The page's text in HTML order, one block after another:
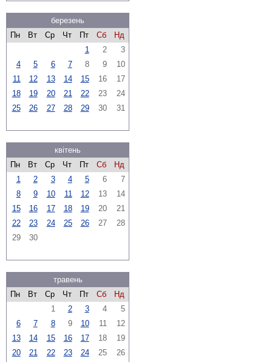
березень
Пн
Вт Ср Чт Пт Сб
Нд
1
2
3
4
5 6 7 8 9
10
11
12 13 14 15 16
17
18
19 20 21 22 23
24
25
26 27 28 29 30 31
квітень
Пн
Вт Ср Чт Пт Сб
Нд
1
2 3 4 5 6
7
8
9 10 11 12 13
14
15
16 17 18 19 20
21
22
23 24 25 26 27
28
29
30
травень
Пн
Вт Ср Чт Пт Сб
Нд
1
2 3 4
5
6
7 8 9 10 11
12
13
14 15 16 17 18
19
20
21 22 23 24 25
26